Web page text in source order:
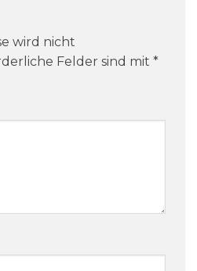
wird nicht
Felder sind mit *